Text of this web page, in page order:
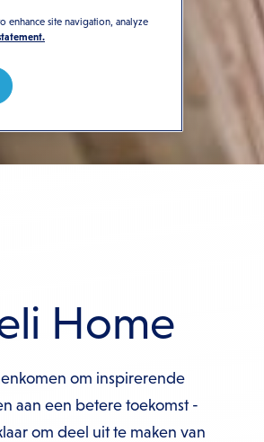
Home​
om inspirerende
aan een betere toekomst -
om deel uit te maken van
enhance site navigation, analyze